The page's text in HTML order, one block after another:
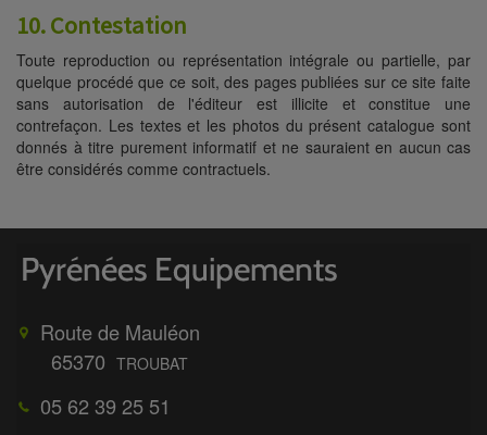
10. Contestation
Toute reproduction ou représentation intégrale ou partielle, par
quelque procédé que ce soit, des pages publiées sur ce site faite
sans autorisation de l'éditeur est illicite et constitue une
contrefaçon. Les textes et les photos du présent catalogue sont
donnés à titre purement informatif et ne sauraient en aucun cas
être considérés comme contractuels.
Route de Mauléon
65370 TROUBAT
05 62 39 25 51